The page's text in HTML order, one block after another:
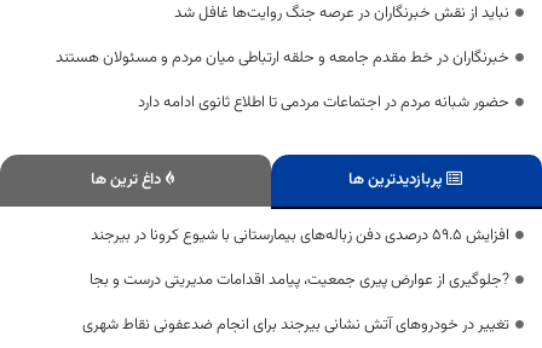
نباید از نقش خبرنگاران در عرصه جنگ روایت‌ها غافل شد
خبرنگاران در خط مقدم جامعه و حلقه ارتباطی میان مردم و مسئولان هستند
حضور شبانه مردم در اجتماعات مردمی تا اطلاع ثانوی ادامه دارد
پربازدیدترین ها داغ ترین ها
افزایش ۵۹.۵ درصدی دفن زباله‌های بیمارستانی با شیوع کرونا در بیرجند
?جلوگیری از عوارض پیری جمعیت، پیامد اقدامات مدیریتی درست و بجا
تغییر در خودروهای آتش نشانی بیرجند برای انجام ضدعفونی نقاط شهری